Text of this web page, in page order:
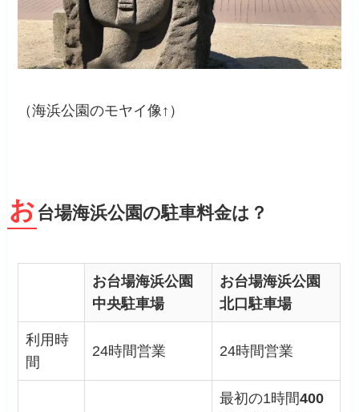
（海浜公園のモヤイ像↑）
お 台場海浜公園の駐車料金は？
お台場海浜公園
中央駐車場
お台場海浜公園
北口駐車場
利用時
間
24時間営業 24時間営業
最初の1時間400